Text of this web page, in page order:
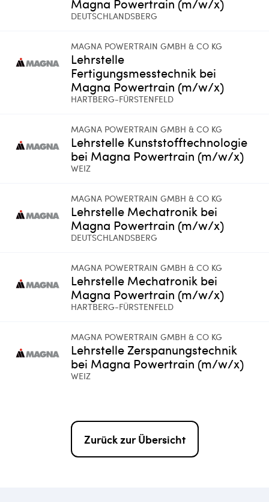
Magna Powertrain (m/w/x)
DEUTSCHLANDSBERG
MAGNA POWERTRAIN GMBH & CO KG
Lehrstelle
Fertigungsmesstechnik bei
Magna Powertrain (m/w/x)
HARTBERG-FÜRSTENFELD
MAGNA POWERTRAIN GMBH & CO KG
Lehrstelle Kunststofftechnologie
bei Magna Powertrain (m/w/x)
WEIZ
MAGNA POWERTRAIN GMBH & CO KG
Lehrstelle Mechatronik bei
Magna Powertrain (m/w/x)
DEUTSCHLANDSBERG
MAGNA POWERTRAIN GMBH & CO KG
Lehrstelle Mechatronik bei
Magna Powertrain (m/w/x)
HARTBERG-FÜRSTENFELD
MAGNA POWERTRAIN GMBH & CO KG
Lehrstelle Zerspanungstechnik
bei Magna Powertrain (m/w/x)
WEIZ
Zurück zur Übersicht